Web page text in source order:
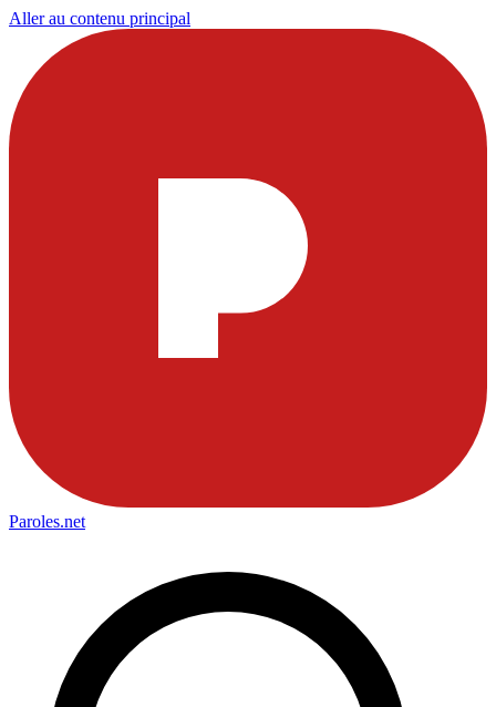
Aller au contenu principal
Paroles.net